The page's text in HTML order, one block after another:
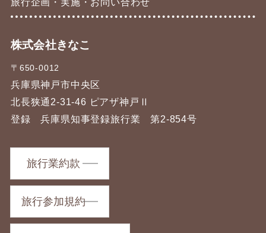
株式会社きなこ
〒650-0012
兵庫県神戸市中央区
北長狭通2-31-46 ピアザ神戸Ⅱ
登録 兵庫県知事登録旅行業 第2-854号
旅行業約款
旅行参加規約